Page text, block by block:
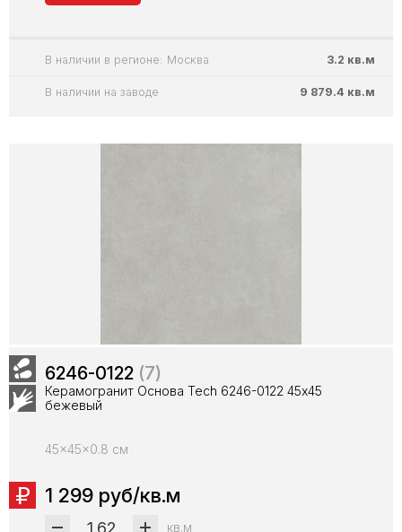
В наличии в регионе: Москва 3.2 кв.м
В наличии на заводе 9 879.4 кв.м
6246-0122 (7)
Керамогранит Основа Tech 6246-0122 45х45
бежевый
45x45x0.8 см
1 299 руб/кв.м
кв.м